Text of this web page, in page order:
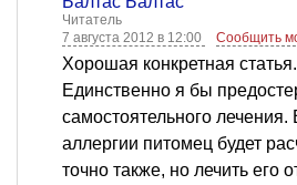
Читатель
7 августа 2012 в 12:00
Сообщить
Хорошая конкретная статья.
Единственно я бы
самостоятельного лечения.
аллергии питомец будет
точно также, но лечить его